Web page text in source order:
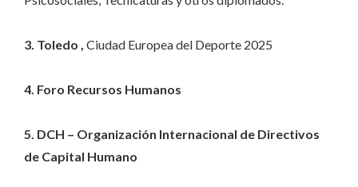
3. Toledo , Ciudad Europea del Deporte 2025
4. Foro Recursos Humanos
5. DCH – Organización Internacional de Directivos
de Capital Humano